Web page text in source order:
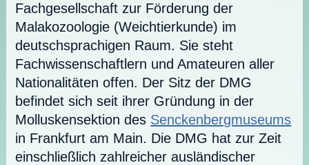
Fachgesellschaft zur Förderung der
Malakozoologie (Weichtierkunde) im
deutschsprachigen Raum. Sie steht
Fachwissenschaftlern und Amateuren aller
Nationalitäten offen. Der Sitz der DMG
befindet sich seit ihrer Gründung in der
Molluskensektion des Senckenbergmuseums
in Frankfurt am Main. Die DMG hat zur Zeit
einschließlich zahlreicher ausländischer